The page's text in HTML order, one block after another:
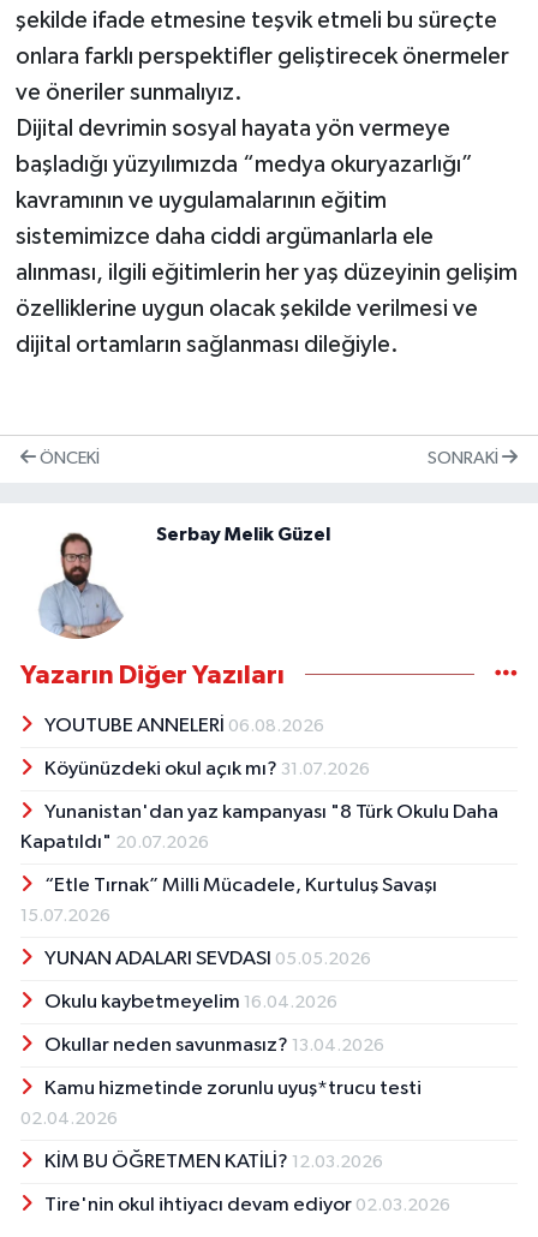
şekilde ifade etmesine teşvik etmeli bu süreçte
onlara farklı perspektifler geliştirecek önermeler
ve öneriler sunmalıyız.
Dijital devrimin sosyal hayata yön vermeye
başladığı yüzyılımızda “medya okuryazarlığı”
kavramının ve uygulamalarının eğitim
sistemimizce daha ciddi argümanlarla ele
alınması, ilgili eğitimlerin her yaş düzeyinin gelişim
özelliklerine uygun olacak şekilde verilmesi ve
dijital ortamların sağlanması dileğiyle.
ÖNCEKI SONRAKI
Serbay Melik Güzel
Yazarın Diğer Yazıları
YOUTUBE ANNELERİ 06.08.2026
Köyünüzdeki okul açık mı? 31.07.2026
Yunanistan'dan yaz kampanyası "8 Türk Okulu Daha
Kapatıldı" 20.07.2026
“Etle Tırnak” Milli Mücadele, Kurtuluş Savaşı
15.07.2026
YUNAN ADALARI SEVDASI 05.05.2026
Okulu kaybetmeyelim 16.04.2026
Okullar neden savunmasız? 13.04.2026
Kamu hizmetinde zorunlu uyuş*trucu testi
02.04.2026
KİM BU ÖĞRETMEN KATİLİ? 12.03.2026
Tire'nin okul ihtiyacı devam ediyor 02.03.2026